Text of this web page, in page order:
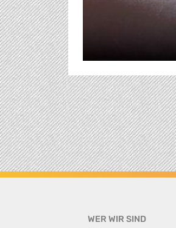
WER WIR SIND